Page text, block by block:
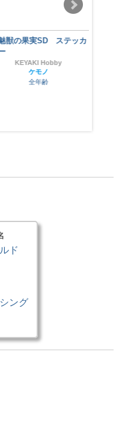
獣の果実SD ステッカ
KEYAKI Hobby
ケモノ
全年齢
ド
ング